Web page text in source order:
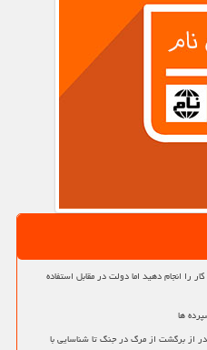
را انجام دهید اما دولت در مقابل استفاده
ها
از برگشت از مرگ در جنگ تا شناسایی با